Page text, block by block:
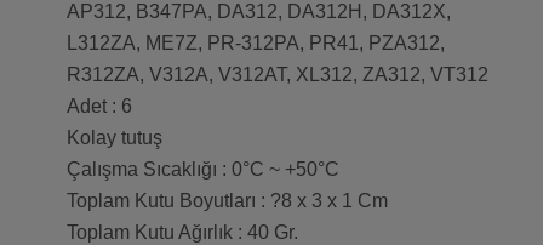
AP312, B347PA, DA312, DA312H, DA312X,
L312ZA, ME7Z, PR-312PA, PR41, PZA312,
R312ZA, V312A, V312AT, XL312, ZA312, VT312
Adet : 6
Kolay tutuş
Çalışma Sıcaklığı : 0°C ~ +50°C
Toplam Kutu Boyutları : ?8 x 3 x 1 Cm
Toplam Kutu Ağırlık : 40 Gr.